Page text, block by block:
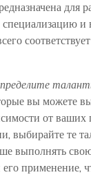
для
и
вы можете
от ваших
выбирайте те
выполнять
применение,